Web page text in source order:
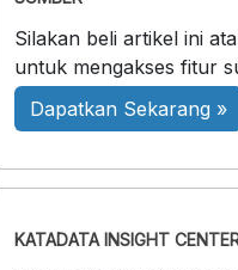
Silakan beli artikel ini
untuk mengakses fitur
Dapatkan Sekarang »
KATADATA INSIGHT